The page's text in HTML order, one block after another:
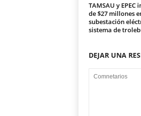
TAMSAU y
de $27 millones
subestación
sistema de
DEJAR UNA